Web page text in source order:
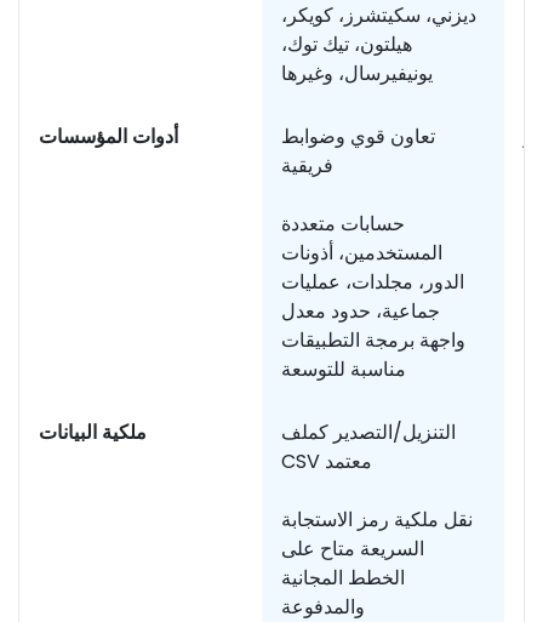
ديزني، سكيتشرز، كويكر،
هيلتون، تيك توك،
يونيفيرسال، وغيرها
أدوات المؤسسات
تعاون قوي وضوابط
فريقية
حسابات متعددة
المستخدمين، أذونات
الدور، مجلدات، عمليات
جماعية، حدود معدل
واجهة برمجة التطبيقات
مناسبة للتوسعة
ملكية البيانات
التنزيل/التصدير كملف
CSV معتمد
نقل ملكية رمز الاستجابة
السريعة متاح على
الخطط المجانية
والمدفوعة